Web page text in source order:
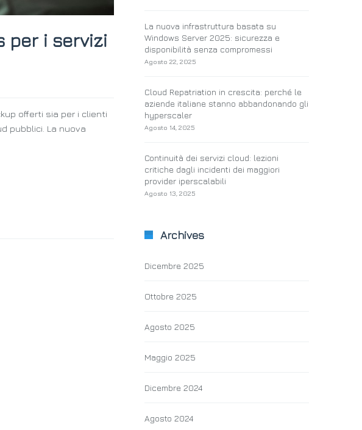
per i servizi
offerti sia per i clienti
pubblici. La nuova
La nuova infrastruttura basata su
Windows Server 2025: sicurezza e
disponibilità senza compromessi
Agosto 22, 2025
Cloud Repatriation in crescita: perché le
aziende italiane stanno abbandonando gli
hyperscaler
Agosto 14, 2025
Continuità dei servizi cloud: lezioni
critiche dagli incidenti dei maggiori
provider iperscalabili
Agosto 13, 2025
Archives
Dicembre 2025
Ottobre 2025
Agosto 2025
Maggio 2025
Dicembre 2024
Agosto 2024